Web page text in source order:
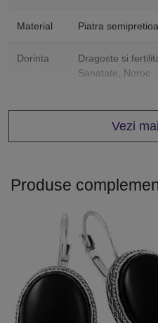
Material Piatra
Dorinta
Dragoste si
Sanatate, Noroc
Balanta,
chinezesti
4, 13, 22, 31
Nastere
Martie, Aprilie,
Piatra Cuart
Vezi
Produse